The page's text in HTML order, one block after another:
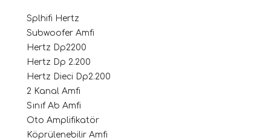
Splhifi Hertz
Subwoofer Amfi
Hertz Dp2200
Hertz Dp 2.200
Hertz Dieci Dp2.200
2 Kanal Amfi
Sınıf Ab Amfi
Oto Amplifikatör
Köprülenebilir Amfi